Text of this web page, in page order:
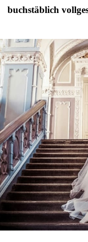
buchstäblich